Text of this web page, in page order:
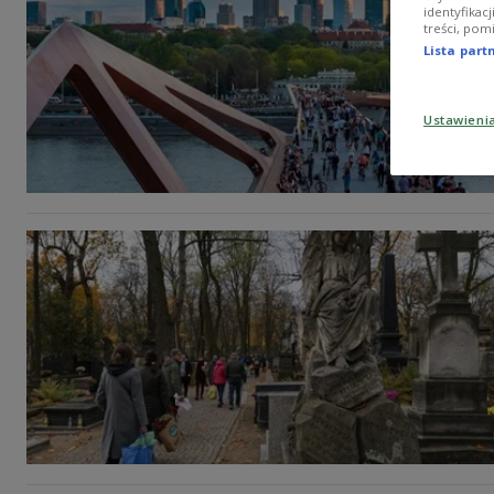
treści,
Lista